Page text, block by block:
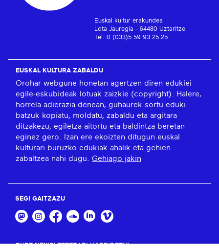
Euskal kultur erakundea
Lota Jauregia - 64480 Uztaritze
Tel: 0 (033)5 59 93 25 25
EUSKAL KULTURA ZABALDU
Orohar webgune honetan agertzen diren edukiei
egile-eskubideak lotuak zaizkie (copyright). Halere,
horrela adierazia denean, guhaurek sortu eduki
batzuk kopiatu, moldatu, zabaldu eta argitara
ditzakezu, egiletza aitortu eta baldintza beretan
eginez gero. Izan ere ekoizten ditugun euskal
kulturari buruzko edukiak ahalik eta gehien
zabaltzea nahi dugu. Gehiago jakin
SEGI GAITZAZU
GURE NEWSLETTERARI HARPIDETU!